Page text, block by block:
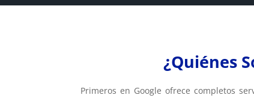
¿Quiénes
Primeros en Google ofrece completos